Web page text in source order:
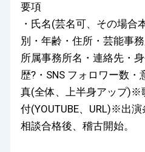
要項
・氏名(芸名可、その場合
別・年齢・住所・芸能事
所属事務所名・連絡先・
歴?・SNS フォロワー数
真(全体、上半身アップ)※
付(YOUTUBE、URL)※出
相談合格後、稽古開始。